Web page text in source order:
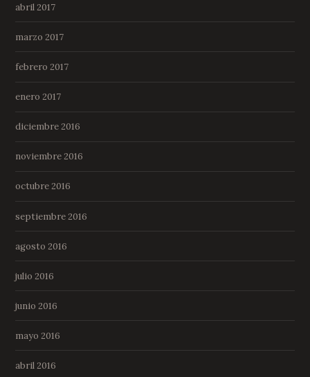
abril 2017
marzo 2017
febrero 2017
enero 2017
diciembre 2016
noviembre 2016
octubre 2016
septiembre 2016
agosto 2016
julio 2016
junio 2016
mayo 2016
abril 2016